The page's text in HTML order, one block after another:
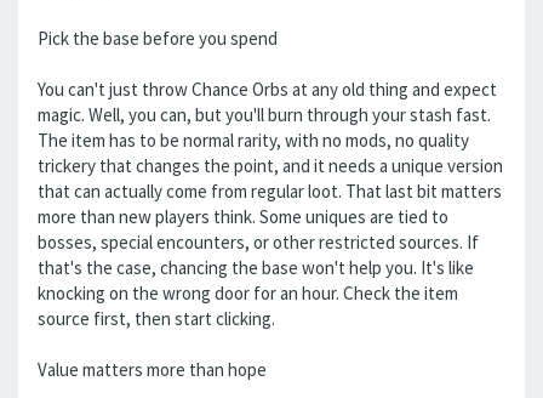
Pick the base before you spend
You can't just throw Chance Orbs at any old thing and expect
magic. Well, you can, but you'll burn through your stash fast.
The item has to be normal rarity, with no mods, no quality
trickery that changes the point, and it needs a unique version
that can actually come from regular loot. That last bit matters
more than new players think. Some uniques are tied to
bosses, special encounters, or other restricted sources. If
that's the case, chancing the base won't help you. It's like
knocking on the wrong door for an hour. Check the item
source first, then start clicking.
Value matters more than hope